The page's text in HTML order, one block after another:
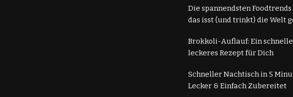
Die spannendsten Foodtrends
das isst (und trinkt) die Welt
Brokkoli-Auflauf: Ein
leckeres Rezept für Dich
Schneller Nachtisch in 5
Lecker & Einfach Zubereitet